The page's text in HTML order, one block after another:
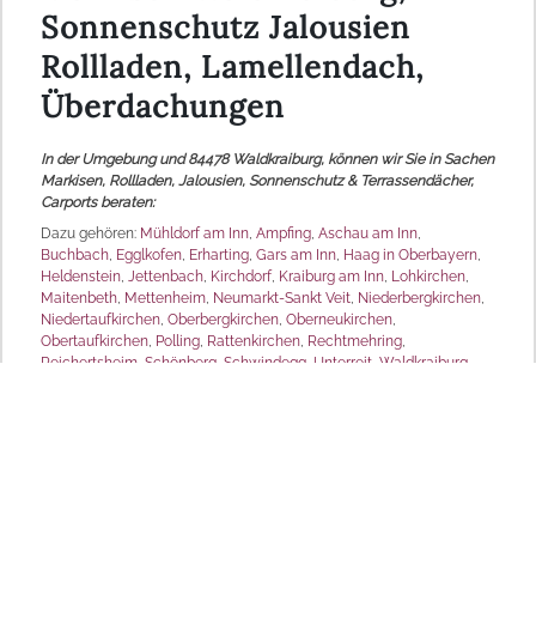
Sonnenschutz Jalousien
Rollladen, Lamellendach,
Überdachungen
In der Umgebung und 84478 Waldkraiburg, können wir Sie in Sachen
Markisen, Rollladen, Jalousien, Sonnenschutz & Terrassendächer,
Carports beraten:
Dazu gehören: Mühldorf am Inn,Ampfing,Aschau am Inn,
Buchbach, Egglkofen, Erharting,Gars am Inn, Haag in Oberbayern,
Heldenstein,Jettenbach, Kirchdorf, Kraiburg am Inn, Lohkirchen,
Maitenbeth, Mettenheim, Neumarkt-Sankt Veit, Niederbergkirchen,
Niedertaufkirchen,Oberbergkirchen,Oberneukirchen,
Obertaufkirchen, Polling, Rattenkirchen, Rechtmehring,
Reichertsheim ,Schönberg ,Schwindegg Unterreit ,Waldkraiburg